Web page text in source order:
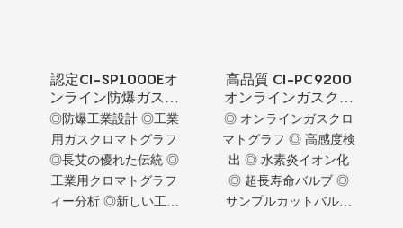
認定CI-SP1000Eオ
ンライン防爆ガスク
ロマトグラフ
◎防爆工業設計 ◎工業
用ガスクロマトグラフ
◎長艾の優れた伝統 ◎
工業用クロマトグラフ
ィー分析 ◎新しい工業
高品質 CI-PC9200
オンラインガスクロ
マトグラフ
◎ オンラインガスクロ
マトグラフ ◎ 高感度検
出 ◎ 水素炎イオン化
◎ 超長寿命バルブ ◎
サンプルカットバルブ